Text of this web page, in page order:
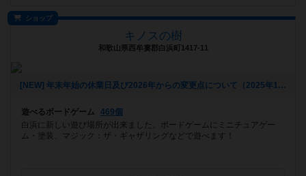
ショップ
キノスの樹
和歌山県西牟婁郡白浜町1417-11
[NEW] 年末年始の休業日及び2026年からの変更点について（2025年11月19日 15時50分）
遊べるボードゲーム
469個
白浜に新しい遊び場所が出来ました。ボードゲームにミニチュアゲー
ム・塗装、マジック：ザ・ギャザリングなどで遊べます！